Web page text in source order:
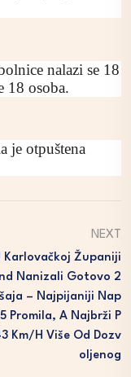
nalazi se 18
18 osoba.
je otpuštena
NEXT
Karlovačkoj Županiji
Nanizali Gotovo 2
– Najpijaniji Nap
Promila, A Najbrži P
Km/h Više Od Dozv
Oljenog